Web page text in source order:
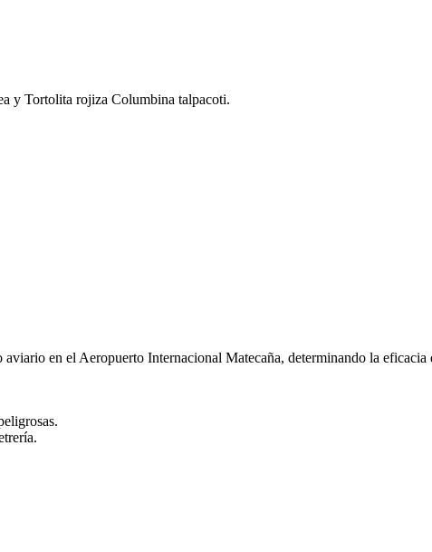
y Tortolita rojiza Columbina talpacoti.
en el Aeropuerto Internacional Matecaña, determinando la eficacia